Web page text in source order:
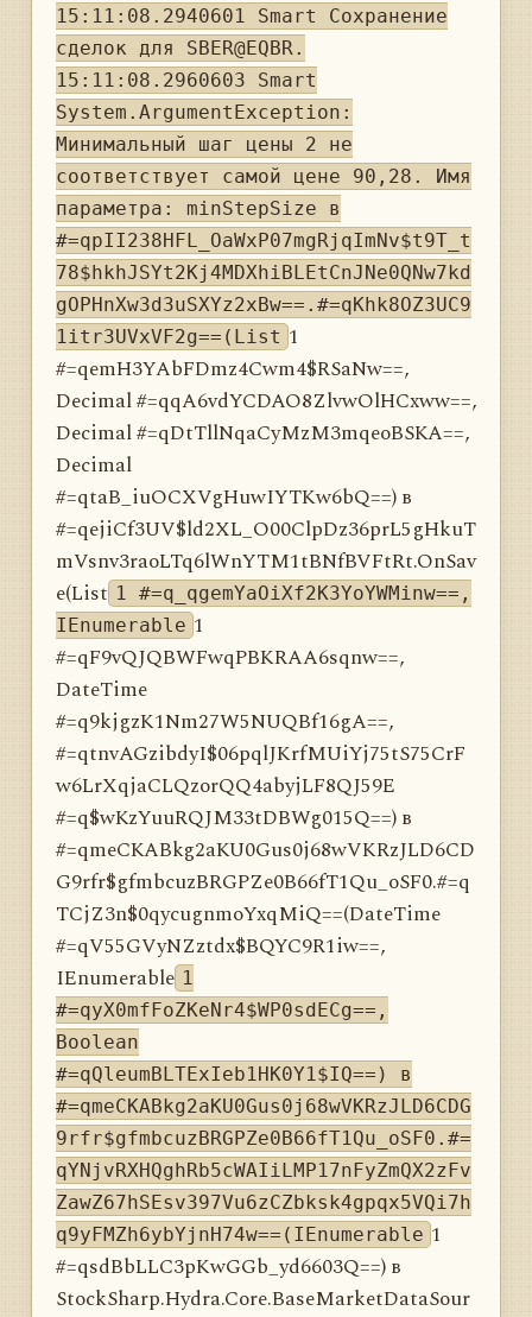
15:11:08.2940601 Smart Сохранение
сделок для SBER@EQBR.
15:11:08.2960603 Smart
System.ArgumentException:
Минимальный шаг цены 2 не
соответствует самой цене 90,28. Имя
параметра: minStepSize в
#=qpII238HFL_OaWxP07mgRjqImNv$t9T_t
78$hkhJSYt2Kj4MDXhiBLEtCnJNe0QNw7kd
gOPHnXw3d3uSXYz2xBw==.#=qKhk8OZ3UC9
1itr3UVxVF2g==(List 1
#=qemH3YAbFDmz4Cwm4$RSaNw==,
Decimal #=qqA6vdYCDAO8ZlvwOlHCxww==,
Decimal #=qDtTllNqaCyMzM3mqeoBSKA==,
Decimal
#=qtaB_iuOCXVgHuwIYTKw6bQ==) в
#=qejiCf3UV$ld2XL_O00ClpDz36prL5gHkuT
mVsnv3raoLTq6lWnYTM1tBNfBVFtRt.OnSav
e(List 1 #=q_qgemYaOiXf2K3YoYWMinw==,
IEnumerable 1
#=qF9vQJQBWFwqPBKRAA6sqnw==,
DateTime
#=q9kjgzK1Nm27W5NUQBf16gA==,
#=qtnvAGzibdyI$06pqlJKrfMUiYj75tS75CrF
w6LrXqjaCLQzorQQ4abyjLF8QJ59E
#=q$wKzYuuRQJM33tDBWg015Q==) в
#=qmeCKABkg2aKU0Gus0j68wVKRzJLD6CD
G9rfr$gfmbcuzBRGPZe0B66fT1Qu_oSF0.#=q
TCjZ3n$0qycugnmoYxqMiQ==(DateTime
#=qV55GVyNZztdx$BQYC9R1iw==,
IEnumerable 1
#=qyX0mfFoZKeNr4$WP0sdECg==,
Boolean
#=qQleumBLTExIeb1HK0Y1$IQ==) в
#=qmeCKABkg2aKU0Gus0j68wVKRzJLD6CDG
9rfr$gfmbcuzBRGPZe0B66fT1Qu_oSF0.#=
qYNjvRXHQghRb5cWAIiLMP17nFyZmQX2zFv
ZawZ67hSEsv397Vu6zCZbksk4gpqx5VQi7h
q9yFMZh6ybYjnH74w==(IEnumerable 1
#=qsdBbLLC3pKwGGb_yd6603Q==) в
StockSharp.Hydra.Core.BaseMarketDataSour